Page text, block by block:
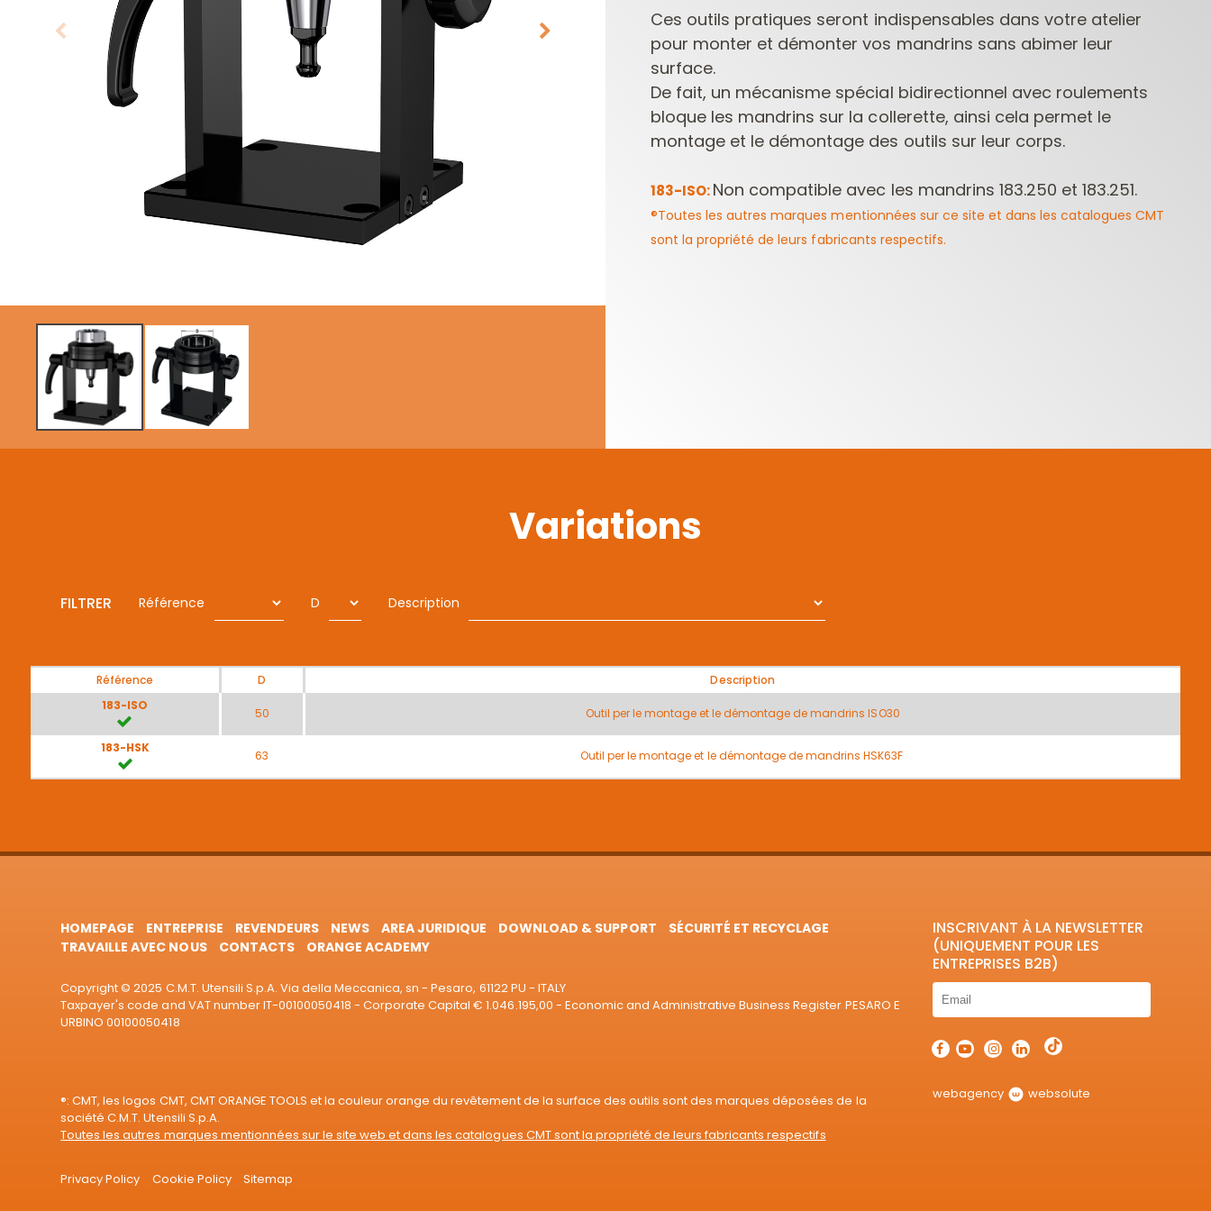
LAMES CIRCULAIRES
CMT CONTRACTOR
TOOLS® - ITK PLUS®
SABRES
PLAQUETTES
COFFRETS DE
FRAISES POUR
DÉFONCEUSES
FRAISES POUR
DÉFONCEUSES
CONTRACTOR
MÈCHES POUR
PERCEUSES
Ces outils pratiques seront indispensables dans votre atelier
pour monter et démonter vos mandrins sans abimer leur
surface.
De fait, un mécanisme spécial bidirectionnel avec roulements
bloque les mandrins sur la collerette, ainsi cela permet le
montage et le démontage des outils sur leur corps.
183-ISO:Non compatible avec les mandrins 183.250 et 183.251.
®Toutes les autres marques mentionnées sur ce site et dans les catalogues CMT
sont la propriété de leurs fabricants respectifs.
Variations
FILTRER Référence D Description
Référence D
Description
183-ISO
50 Outil per le montage et le démontage de mandrins ISO30
183-HSK
63 Outil per le montage et le démontage de mandrins HSK63F
HOMEPAGE ENTREPRISE REVENDEURS NEWS AREA JURIDIQUE DOWNLOAD & SUPPORT
SÉCURITÉ ET RECYCLAGE
TRAVAILLE AVEC NOUS
CONTACTS ORANGE ACADEMY
Copyright © 2025 C.M.T. Utensili S.p.A. Via della Meccanica, sn - Pesaro, 61122 PU - ITALY
Taxpayer's code and VAT number IT-00100050418 - Corporate Capital € 1.046.195,00 - Economic and Administrative Business Register PESARO E
URBINO 00100050418
®: CMT, les logos CMT, CMT ORANGE TOOLS et la couleur orange du revêtement de la surface des outils sont des marques déposées de la
société C.M.T. Utensili S.p.A.
Toutes les autres marques mentionnées sur le site web et dans les catalogues CMT sont la propriété de leurs fabricants respectifs
Privacy Policy Cookie Policy Sitemap
INSCRIVANT À LA NEWSLETTER
(UNIQUEMENT POUR LES
ENTREPRISES B2B)
webagency websolute